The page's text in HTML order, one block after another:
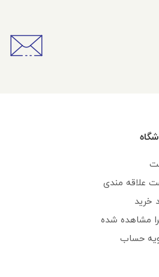
علاقه مندی
خرید
مشاهده شده
حساب